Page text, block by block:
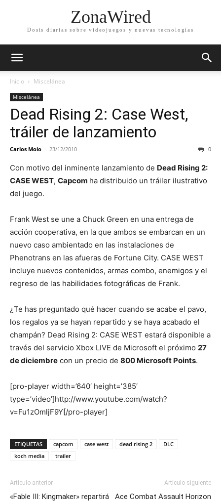
ZonaWired
Dosis diarias sobre videojuegos y nuevas tecnologías
Inicio Miscelánea
Miscelánea
Dead Rising 2: Case West,
tráiler de lanzamiento
Carlos Moio - 23/12/2010 0
Con motivo del inminente lanzamiento de Dead Rising 2:
CASE WEST, Capcom ha distribuido un tráiler ilustrativo
del juego.
Frank West se une a Chuck Green en una entrega de
acción cooperativa, en la que ambos se embarcan en un
nuevo caso ambientado en las instalaciones de
Phenotrans en las afueras de Fortune City. CASE WEST
incluye nuevos contenidos, armas combo, enemigos y el
regreso de las habilidades fotográficas de Frank.
¿Te has preguntado qué hacer cuando se acabe el pavo,
los regalos ya se hayan repartido y se haya acabado el
champán? Dead Rising 2: CASE WEST estará disponible a
través del servicio Xbox LIVE de Microsoft el próximo 27
de diciembre con un precio de 800 Microsoft Points.
[pro-player width=’640′ height=’385′
type=’video’]http://www.youtube.com/watch?
v=Fu1zOmljF9Y[/pro-player]
ETIQUETAS capcom case west dead rising 2
DLC
koch media
trailer
Artículo anterior
«Fable III: Kingmaker» repartirá
Artículo siguiente
Ace Combat Assault Horizon